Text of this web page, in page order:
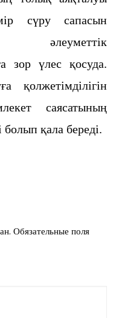
сүру сапасын
әлеуметтік
зор үлес қосуда.
қолжетімділігін
саясатының
қала береді.
Обязательные поля